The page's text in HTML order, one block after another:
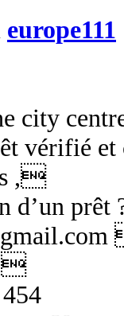
europe111
city
vérifié et
,
d’un prêt
